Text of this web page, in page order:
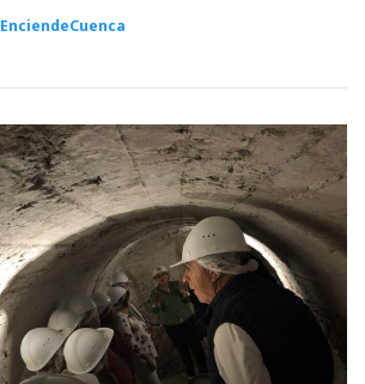
EnciendeCuenca